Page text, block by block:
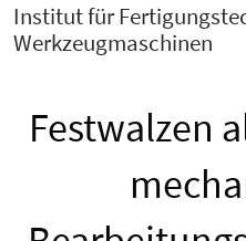
Institut für
Werkzeugmaschinen
Festwalzen